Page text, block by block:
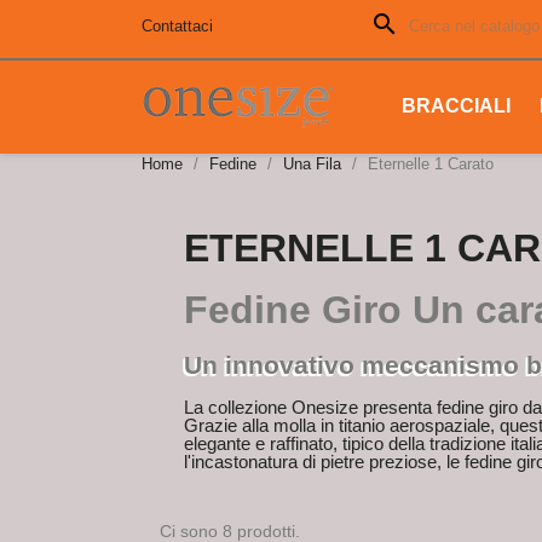
Contattaci search
BRACCIALI
Home Fedine Una Fila Eternelle 1 Carato
ETERNELLE 1
Fedine Giro Un
Un innovativo meccanismo
La collezione Onesize presenta fedine giro
Grazie alla molla in titanio aerospaziale,
elegante e raffinato, tipico della tradizione
l'incastonatura di pietre preziose, le fedine
Ci sono 8 prodotti.